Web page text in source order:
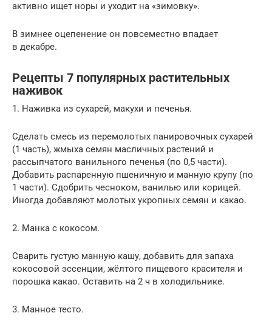
активно ищет норы и уходит на «зимовку».
В зимнее оцепенение он повсеместно впадает
в декабре.
Рецепты 7 популярных растительных
наживок
1. Наживка из сухарей, макухи и печенья.
Сделать смесь из перемолотых панировочных сухарей
(1 часть), жмыха семян масличных растений и
рассыпчатого ванильного печенья (по 0,5 части).
Добавить распаренную пшеничную и манную крупу (по
1 части). Сдобрить чесноком, ванилью или корицей.
Иногда добавляют молотых укропных семян и какао.
2. Манка с кокосом.
Сварить густую манную кашу, добавить для запаха
кокосовой эссенции, жёлтого пищевого красителя и
порошка какао. Оставить на 2 ч в холодильнике.
3. Манное тесто.